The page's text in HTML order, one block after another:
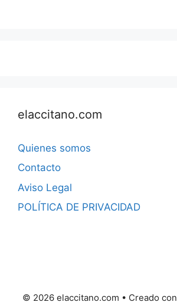
elaccitano.com
Quienes somos
Contacto
Aviso Legal
POLÍTICA DE PRIVACIDAD
© 2026 elaccitano.com • Creado con